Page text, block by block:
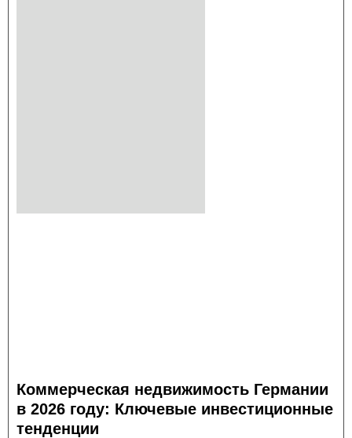
Коммерческая недвижимость Германии
в 2026 году: Ключевые инвестиционные
тенденции